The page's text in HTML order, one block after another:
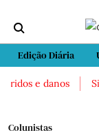
Edição Diária
e danos
Colunistas